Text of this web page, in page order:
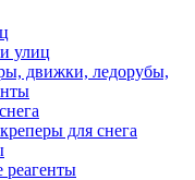
улиц
движки, ледорубы,
для снега
реагенты